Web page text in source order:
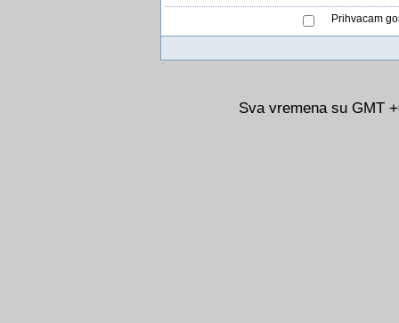
Prihvacam
Sva vremena su GMT